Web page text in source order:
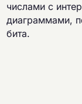
числами с
диаграммами,
бита.